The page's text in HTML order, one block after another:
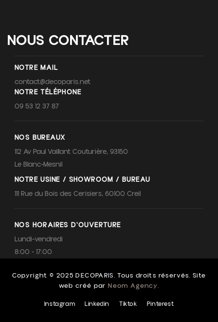
NOUS CONTACTER
NOTRE MAIL
contact@decoparis.net
NOTRE TÉLÉPHONE
09 53 12 37 87
NOS BUREAUX
112 Av Paul Vaillant Couturière, 93150
Le Blanc-Mesnil
NOTRE USINE / SHOWROOM / BUREAU
111 Rue du Bois des Cerisiers, 60100 Creil
NOS HORAIRES D'OUVERTURE
Lundi-vendredi
8:00 - 17:00
Copyright © 2025 DECOPARIS. Tous droits réservés. Site
web créé parNeom Agency.
Instagram Linkedin Tiktok Pinterest